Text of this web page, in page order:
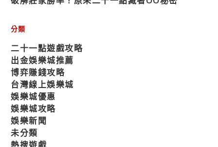
分類
二十一點遊戲攻略
出金娛樂城推薦
博弈賺錢攻略
台灣線上娛樂城
娛樂城優惠
娛樂城攻略
娛樂新聞
未分類